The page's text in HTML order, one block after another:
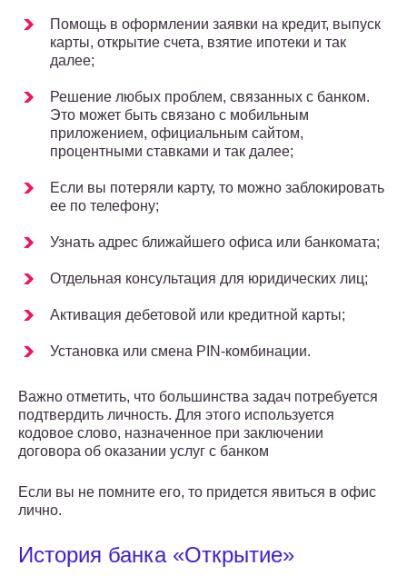
Помощь в оформлении заявки на кредит, выпуск
карты, открытие счета, взятие ипотеки и так
далее;
Решение любых проблем, связанных с банком.
Это может быть связано с мобильным
приложением, официальным сайтом,
процентными ставками и так далее;
Если вы потеряли карту, то можно заблокировать
ее по телефону;
Узнать адрес ближайшего офиса или банкомата;
Отдельная консультация для юридических лиц;
Активация дебетовой или кредитной карты;
Установка или смена PIN-комбинации.
Важно отметить, что большинства задач потребуется
подтвердить личность. Для этого используется
кодовое слово, назначенное при заключении
договора об оказании услуг с банком
Если вы не помните его, то придется явиться в офис
лично.
История банка «Открытие»